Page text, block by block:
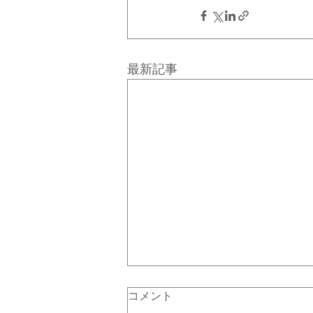
最新記事
9月 休講日のご案内（7/29
コメント